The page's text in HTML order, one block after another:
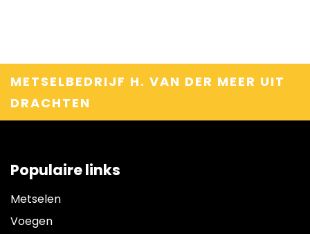
METSELBEDRIJF H. VAN DER MEER UIT
DRACHTEN
Populaire links
Metselen
Voegen